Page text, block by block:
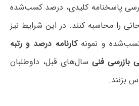
پاسخنامه کلیدی، درصد کسب‌شده
را محاسبه کنند. در این شرایط نیز
و نمونهکارنامه درصد و رتبه
بازرسی فنی سال‌های قبل، داوطلبان
بزنند.